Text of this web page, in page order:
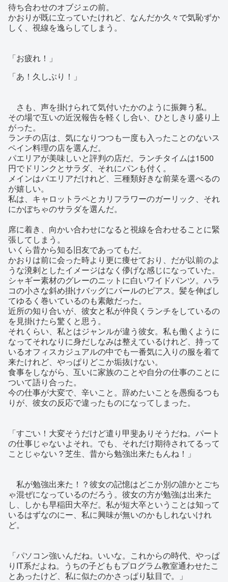
待ち合わせのオブジェの前。
かおりが既に立っていたけれど、なんだか久々で気恥ずか
しく、視線を逸らしてしまう。
「お疲れ！」
「あ！久しぶり！」
さも、声を掛けられて気付いたかのように振舞う私。
その場で互いの近況報告を軽くし合い、ひとしきり盛り上
がった。
ランチの店は、気になりつつも一度も入ったことのないス
ペイン料理の店を選んだ。
パエリアが美味しいと評判の店だ。ランチタイムは1500
円でドリンクとサラダ、それにパンも付く。
メインはパエリアだけれど、三種類好きな前菜を選べるの
が嬉しい。
私は、キャロットラペとカリフラワーのガーリック、それ
にかぼちゃのサラダを選んだ。
席に着き、向かい合わせになると視線を合わせることに緊
張してしまう。
いくら昔から知る旧友であってもだ。
かおりは前に会った時より更に痩せており、だが以前のよ
うな溌剌としたイメージはなく儚げな感じになっていた。
シャギー素材のグレーのニットに白いワイドパンツ。ハラ
コの小さな斜め掛けバッグにパールのピアス。髪を伸ばし
てゆるく巻いているのも素敵だった。
近所の知り合いが、彼女と私が仲良くランチをしているの
を見掛けたら驚くと思う。
それくらい、私とはジャンルが違う彼女。私も働くように
なってそれなりに身だしなみは整えているけれど、持って
いるオフィスカジュアルの中でも一番気に入りの服を着て
来たけれど、やっぱりどこか垢抜けない。
食事をしながら、互いに家族のことや自分の仕事のことに
ついて語り合った。
今の仕事が大変で、辛いこと。辞めたいことを愚痴るつも
りが、彼女の反応で違ったものになってしまった。
「すごい！大変そうだけど遣り甲斐ありそうだね。パート
の仕事じゃないよそれ。でも、それだけ期待されてるって
ことじゃない？芝生、昔から勉強出来たもんね！」
私が勉強出来た！？彼女の記憶はどこか別の誰かとごち
ゃ混ぜになっているのだろう。彼女の方が勉強は出来た
し、しかも早稲田大卒だ。私が短大卒ということは知って
いるはずなのにー、私に興味が無いのかもしれないけれ
ど。
「パソコン強いんだね。いいな。これからの時代、やっぱ
りIT系だよね。うちの子どももプログラム教室通わせたこ
とあったけど、私に似たのかさっぱり駄目で。」